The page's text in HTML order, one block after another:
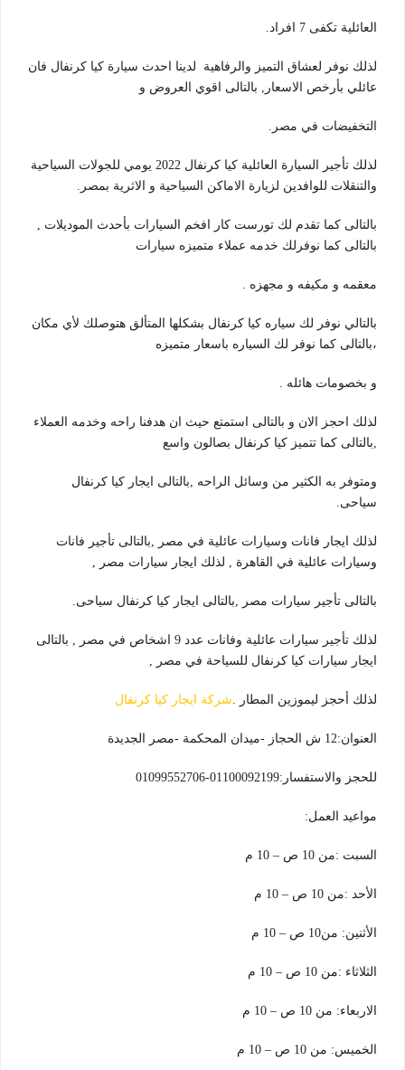
العائلية تكفى 7 افراد.
لذلك نوفر لعشاق التميز والرفاهية لدينا احدث سيارة كيا كرنفال فان
عائلي بأرخص الاسعار, بالتالى اقوي العروض و
التخفيضات في مصر.
لذلك تأجير السيارة العائلية كيا كرنفال 2022 يومي للجولات السياحية
والتنقلات للوافدين لزيارة الاماكن السياحية و الاثرية بمصر.
بالتالى كما تقدم لك تورست كار افخم السيارات بأحدث الموديلات ,
بالتالى كما نوفرلك خدمه عملاء متميزه سيارات
معقمه و مكيفه و مجهزه .
بالتالي نوفر لك سياره كيا كرنفال بشكلها المتألق هتوصلك لأي مكان
،بالتالى كما نوفر لك السياره باسعار متميزه
و بخصومات هائله .
لذلك احجز الان و بالتالى استمتع حيث ان هدفنا راحه وخدمه العملاء
,بالتالى كما تتميز كيا كرنفال بصالون واسع
ومتوفر به الكثير من وسائل الراحه ,بالتالى ايجار كيا كرنفال
سياحى.
لذلك ايجار فانات وسيارات عائلية في مصر ,بالتالى تأجير فانات
وسيارات عائلية في القاهرة , لذلك ايجار سيارات مصر ,
بالتالى تأجير سيارات مصر ,بالتالى ايجار كيا كرنفال سياحى.
لذلك تأجير سيارات عائلية وفانات عدد 9 اشخاص في مصر , بالتالى
ايجار سيارات كيا كرنفال للسياحة في مصر ,
لذلك أحجز ليموزين المطار .شركة ايجار كيا كرنفال
العنوان:12 ش الحجاز -ميدان المحكمة -مصر الجديدة
للحجز والاستفسار:01100092199-01099552706
مواعيد العمل:
السبت :من 10 ص – 10 م
الأحد :من 10 ص – 10 م
الأثنين: من10 ص – 10 م
الثلاثاء :من 10 ص – 10 م
الاربعاء: من 10 ص – 10 م
الخميس: من 10 ص – 10 م